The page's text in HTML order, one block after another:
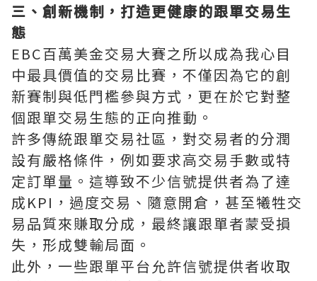
三、創新機制，打造更健康的跟單交易生
態
EBC百萬美金交易大賽之所以成為我心目
中最具價值的交易比賽，不僅因為它的創
新賽制與低門檻參與方式，更在於它對整
個跟單交易生態的正向推動。
許多傳統跟單交易社區，對交易者的分潤
設有嚴格條件，例如要求高交易手數或特
定訂單量。這導致不少信號提供者為了達
成KPI，過度交易、隨意開倉，甚至犧牲交
易品質來賺取分成，最終讓跟單者蒙受損
失，形成雙輸局面。
此外，一些跟單平台允許信號提供者收取